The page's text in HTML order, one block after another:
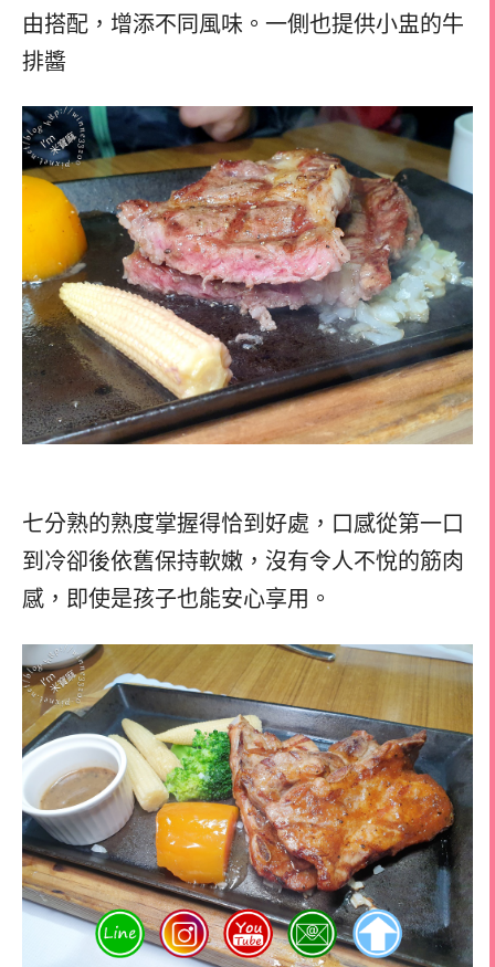
由搭配，增添不同風味。一側也提供小盅的牛
排醬
七分熟的熟度掌握得恰到好處，口感從第一口
到冷卻後依舊保持軟嫩，沒有令人不悅的筋肉
感，即使是孩子也能安心享用。